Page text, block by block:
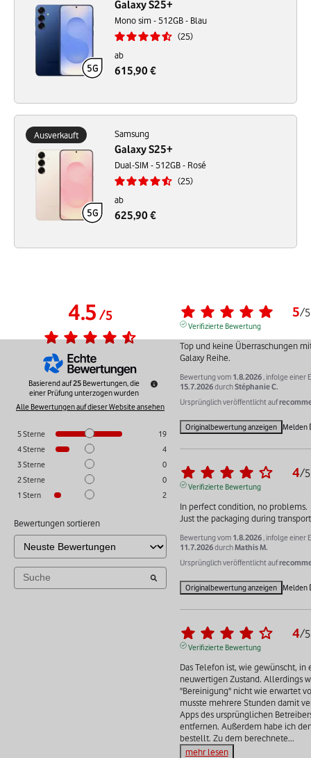
Galaxy S25+
Mono sim - 512GB - Blau
25
ab
615,90 €
Ausverkauft Samsung
Galaxy S25+
Dual-SIM - 512GB - Rosé
25
ab
625,90 €
4.5/5
Basierend auf25 Bewertungen, die
einer Prüfung unterzogen wurden
Alle Bewertungen auf dieser Website ansehen
5Sterne
19
4Sterne
4
3Sterne
0
2Sterne
0
1 Stern 2
Bewertungen sortieren
5/5
Verifizierte Bewertung
Top und keine Überraschungen
Galaxy Reihe.
Bewertung vom 1.8.2026 , infolge einer
15.7.2026durchStéphanie C.
Ursprünglich veröffentlicht auf
Originalbewertung anzeigen Melden
4/5
Verifizierte Bewertung
In perfect condition, no problems.
Just the packaging during
Bewertung vom 1.8.2026 , infolge einer
11.7.2026durchMathis M.
Ursprünglich veröffentlicht auf
Originalbewertung anzeigen Melden
4/5
Verifizierte Bewertung
Das Telefon ist, wie gewünscht, in
neuwertigen Zustand. Allerdings
"Bereinigung" nicht wie erwartet
musste mehrere Stunden damit
Apps des ursprünglichen
entfernen. Außerdem habe ich
bestellt. Zu dem berechnete...
mehr lesen